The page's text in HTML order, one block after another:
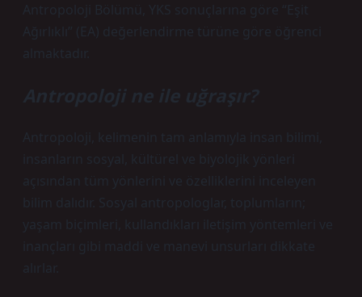
Antropoloji Bölümü, YKS sonuçlarına göre “Eşit
Ağırlıklı” (EA) değerlendirme türüne göre öğrenci
almaktadır.
Antropoloji ne ile uğraşır?
Antropoloji, kelimenin tam anlamıyla insan bilimi,
insanların sosyal, kültürel ve biyolojik yönleri
açısından tüm yönlerini ve özelliklerini inceleyen
bilim dalıdır. Sosyal antropologlar, toplumların;
yaşam biçimleri, kullandıkları iletişim yöntemleri ve
inançları gibi maddi ve manevi unsurları dikkate
alırlar.